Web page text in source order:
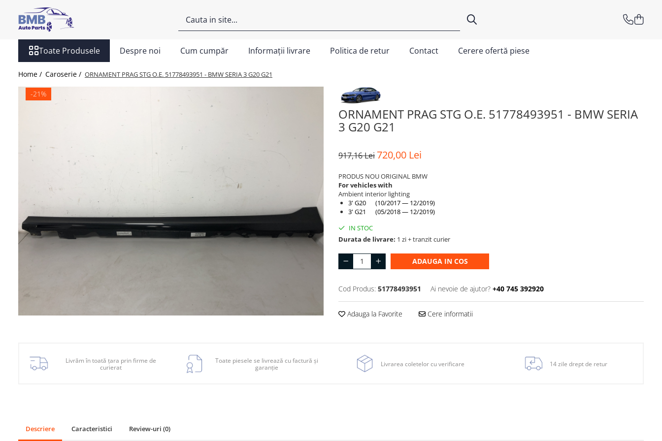
Toate Produsele
Accesorii
Ornament
Rulment de presiune
Angrenare roată
Burduf planetară
Planetară
Absorbant bara V
Actuator capsa capota
Balama capota
Toate Produsele Despre noi Cum cumpăr Informații livrare Politica de retur Contact Cerere ofertă piese
Home / Caroserie / ORNAMENT PRAG STG O.E. 51778493951 - BMW SERIA 3 G20 G21
ORNAMENT PRAG STG O.E. 51778493951 - BMW SERIA
3 G20 G21
-21%
917,16 Lei 720,00 Lei
PRODUS NOU ORIGINAL BMW
For vehicles with
Ambient interior lighting
3' G20 (10/2017 — 12/2019)
3' G21 (05/2018 — 12/2019)
IN STOC
Durata de livrare: 1 zi + tranzit curier
ADAUGA IN COS
Cod Produs: 51778493951 Ai nevoie de ajutor? +40 745 392920
Adauga la Favorite Cere informatii
Livrăm în toată țara prin firme de
curierat
Toate piesele se livrează cu factură și
garanție
Livrarea coletelor cu verificare 14 zile drept de retur
Descriere Caracteristici Review-uri (0)